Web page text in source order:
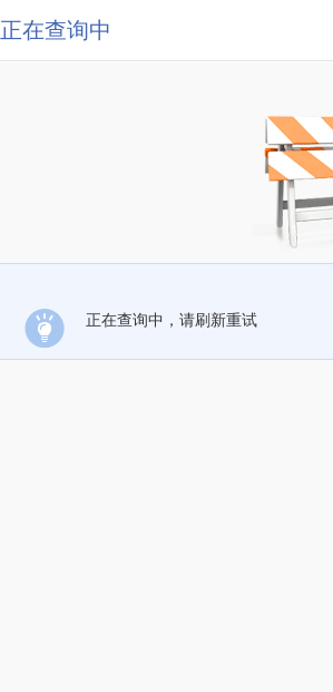
正在查询中
正在查询中，请刷新重试